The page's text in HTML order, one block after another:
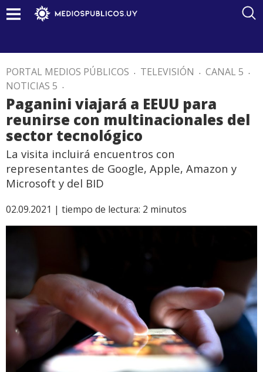
PORTAL MEDIOS PÚBLICOS . TELEVISIÓN . CANAL 5 .
NOTICIAS 5 .
Paganini viajará a EEUU para
reunirse con multinacionales del
sector tecnológico
La visita incluirá encuentros con
representantes de Google, Apple, Amazon y
Microsoft y del BID
02.09.2021 | tiempo de lectura: 2 minutos